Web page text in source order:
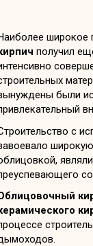
широкое
получил
были
с